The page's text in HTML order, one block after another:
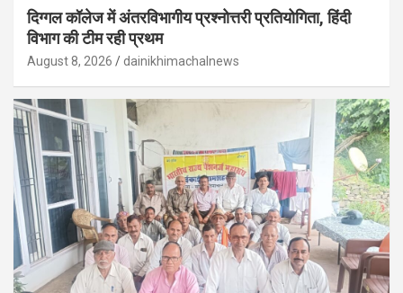
दिग्गल कॉलेज में अंतरविभागीय प्रश्नोत्तरी प्रतियोगिता, हिंदी
विभाग की टीम रही प्रथम
August 8, 2026 dainikhimachalnews